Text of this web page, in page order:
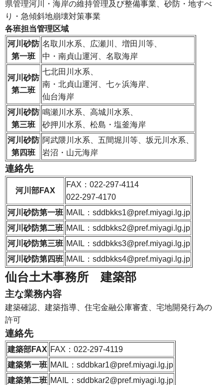
県管理河川・海岸の維持管理及び整備事業、砂防・地すべ
り・急傾斜地崩壊対策事業
各班担当管理区域
河川砂防
第一班
名取川水系、広瀬川、増田川等、
中・南貞山運河、名取海岸
河川砂防
第二班
七北田川水系、
南・北貞山運河、七ヶ浜海岸、
仙台海岸
河川砂防
第三班
鳴瀬川水系、高城川水系、
砂押川水系、松島・塩釜海岸
河川砂防
第四班
阿武隈川水系、五間堀川等、坂元川水系、
岩沼・山元海岸
連絡先
河川部FAX
FAX：022-297-4114
022-297-4170
河川砂防第一班 MAIL：sddbkks1@pref.miyagi.lg.jp
河川砂防第二班 MAIL：sddbkks2@pref.miyagi.lg.jp
河川砂防第三班 MAIL：sddbkks3@pref.miyagi.lg.jp
河川砂防第四班 MAIL：sddbkks4@pref.miyagi.lg.jp
仙台土木事務所 建築部
主な業務内容
建築確認、建築指導、住宅金融公庫審査、宅地開発行為の
許可
連絡先
建築部FAX FAX：022-297-4119
建築第一班 MAIL：sddbkar1@pref.miyagi.lg.jp
建築第二班 MAIL：sddbkar2@pref.miyagi.lg.jp